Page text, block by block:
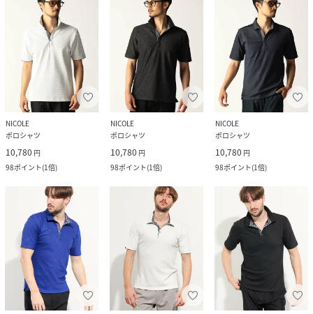
NICOLE
ポロシャツ
10,780 円
98ポイント(1倍)
NICOLE
ポロシャツ
10,780 円
98ポイント(1倍)
NICOLE
ポロシャツ
10,780 円
98ポイント(1倍)